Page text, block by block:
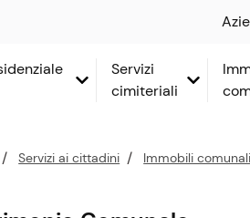
Servizi
cimiteriali
Servizi ai cittadini Immobili comunali